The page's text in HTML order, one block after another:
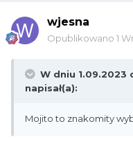
wjesna
Opublikowano 1
W dniu 1.09.2023
napisał(a):
Mojito to znakomity